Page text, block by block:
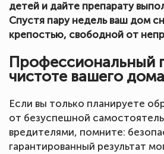
детей и дайте препарату
Спустя пару недель ваш дом
крепостью, свободной от
Профессиональный
чистоте вашего дома
Если вы только планируете
от безуспешной
вредителями, помните:
гарантированный результат